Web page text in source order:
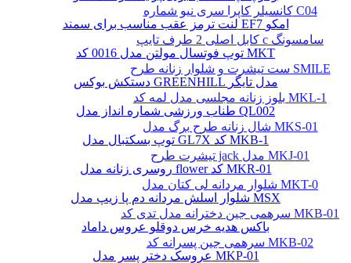
کانسیلر کاپرا سری نیو شماره C04
کابل اصلی 2 طرف تایپ c سامسونگ
ست تیشرت و شلوار زنانه طرح SMILE
بلوز زنانه مجلسی مدل لمه کد MKL-1
شال زنانه طرح برگ مدل MKS-01
تیشرت طرح jack مدل MKJ-01
شلوار مردانه لی کتان مدل MKT-0
سرهمی جین دخترانه مدل تدی کد MKB-01
سرهمی جین پسرانه کد MKB-02
لنت ترمز عقب مناسب برای سمند EF7 امکو
توپ فوتسال مولتن مدل 0016 کد MKT
دستکش بوکس GREENHILL مدل تایگر
طناب ورزشی شماره انداز مدل QL002
توپ بسکتبال مدل GL7X کد MKB-1
روسری زنانه مدل flower کد MKR-01
شلوار اسلش مردانه دم پا زیپ مدل MSX
باکس هدیه خرس دوقلو عروس داماد
عروسک دختر پسر مدل MKP-01